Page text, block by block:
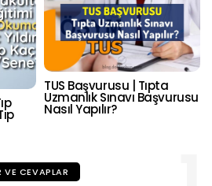
TUS Başvurusu | Tıpta
Uzmanlık Sınavı Başvurusu
Nasıl Yapılır?
VE CEVAPLAR